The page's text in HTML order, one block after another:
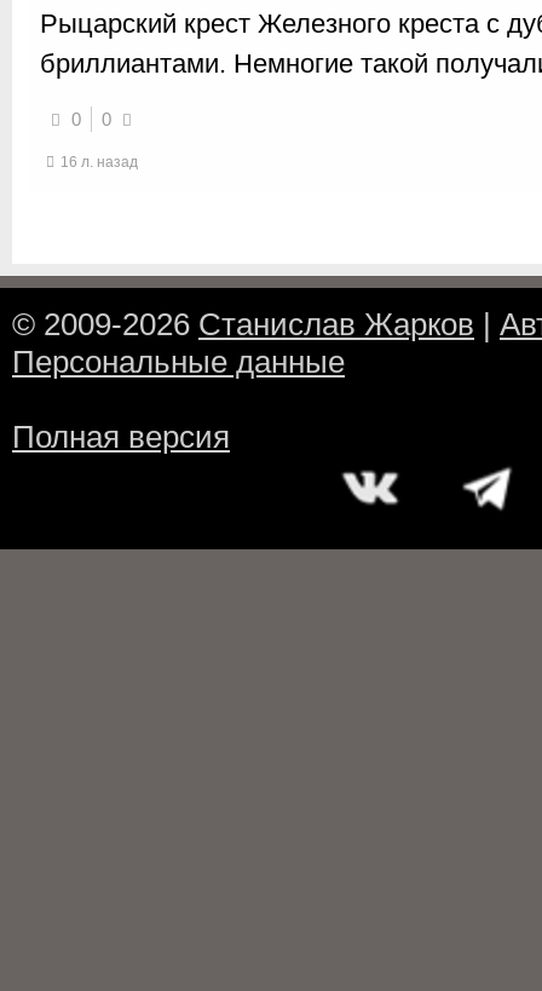
Рыцарский крест Железного креста с
бриллиантами. Немногие такой
0 0
16 л. назад
© 2009-2026 Станислав Жарков |
Персональные данные
Полная версия